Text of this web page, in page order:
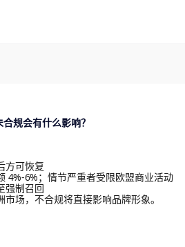
规会有什么影响？
方可恢复
4%-6%；情节严重者受限欧盟商业活动
强制召回
场，不合规将直接影响品牌形象。